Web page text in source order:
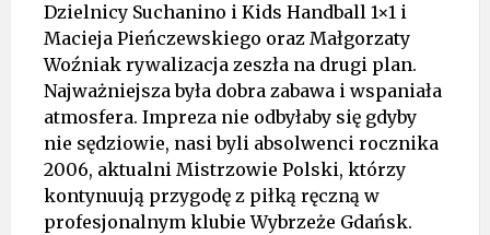
Dzielnicy Suchanino i Kids Handball 1×1 i
Macieja Pieńczewskiego oraz Małgorzaty
Woźniak rywalizacja zeszła na drugi plan.
Najważniejsza była dobra zabawa i wspaniała
atmosfera. Impreza nie odbyłaby się gdyby
nie sędziowie, nasi byli absolwenci rocznika
2006, aktualni Mistrzowie Polski, którzy
kontynuują przygodę z piłką ręczną w
profesjonalnym klubie Wybrzeże Gdańsk.